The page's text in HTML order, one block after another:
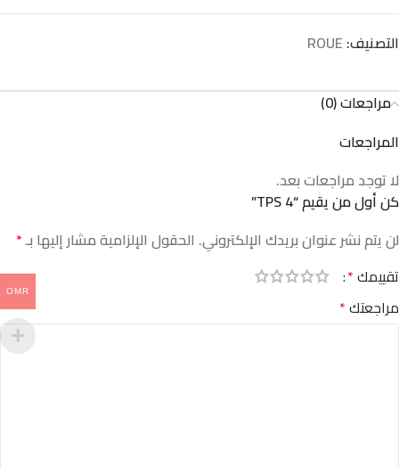
التصنيف: ROUE
مراجعات (0)
المراجعات
لا توجد مراجعات بعد.
كن أول من يقيم “TPS 4”
لن يتم نشر عنوان بريدك الإلكتروني. الحقول الإلزامية مشار إليها بـ*
تقييمك*
مراجعتك*
OMR